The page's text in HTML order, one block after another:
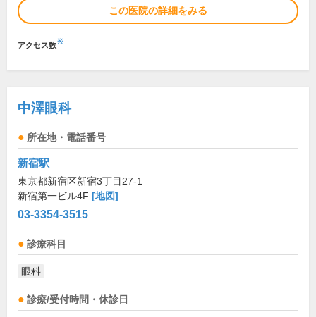
この医院の詳細をみる
アクセス数※
中澤眼科
所在地・電話番号
新宿駅
東京都新宿区新宿3丁目27-1
新宿第一ビル4F [地図]
03-3354-3515
診療科目
眼科
診療/受付時間・休診日